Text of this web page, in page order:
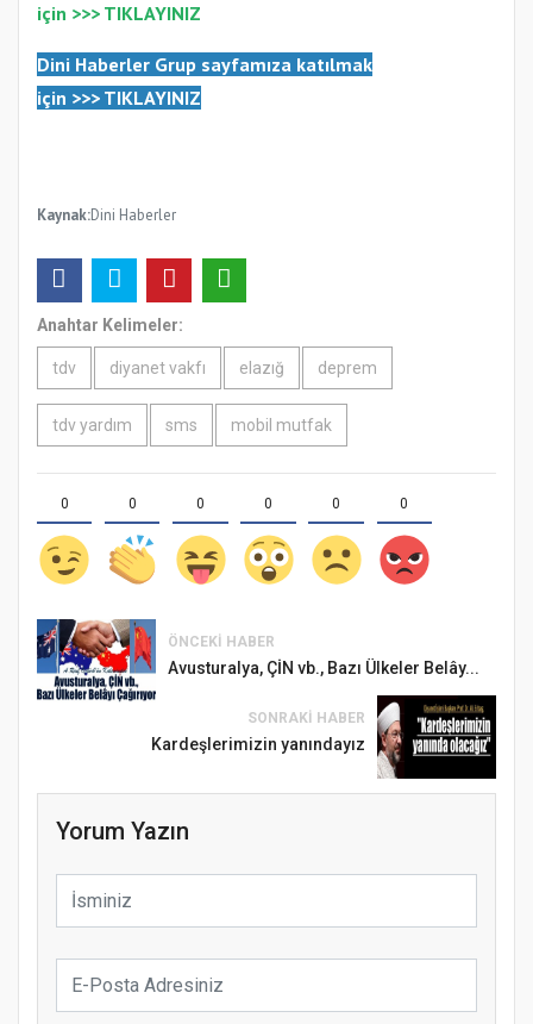
için >>> TIKLAYINIZ
Dini Haberler Grup sayfamıza katılmak
için >>> TIKLAYINIZ
Kaynak:Dini Haberler
Anahtar Kelimeler:
tdv diyanet vakfı elazığ deprem
tdv yardım sms mobil mutfak
0 0 0 0 0 0
ÖNCEKI HABER
Avusturalya, ÇİN vb., Bazı Ülkeler Belây...
SONRAKI HABER
Kardeşlerimizin yanındayız
Yorum Yazın
Samsun Atakum’da Ayasofya Camii
Etkinliği
Türkiye’de insanlar dinle bağlarını